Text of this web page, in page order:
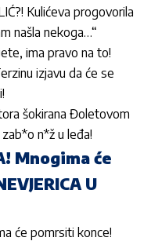
Kulićeva progovorila
našla nekoga…“
ima pravo na to!
izjavu da će se
šokirana Đoletovom
n*ž u leđa!
Mnogima će
U
će pomrsiti konce!